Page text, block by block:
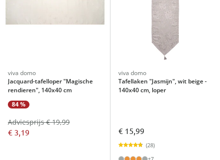
viva domo
Jacquard-tafelloper "Magische
rendieren", 140x40 cm
84 %
€ 3,19
Adviesprijs € 19,99
viva domo
Tafellaken "Jasmijn", wit beige -
140x40 cm, loper
€ 15,99
(28)